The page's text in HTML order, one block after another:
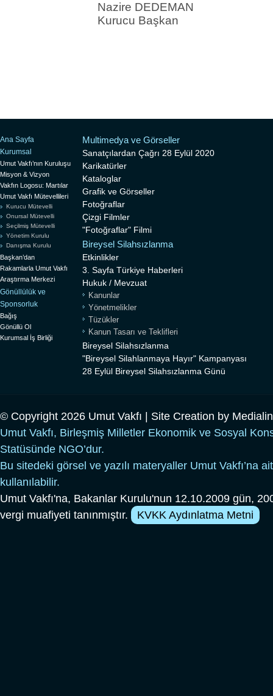
Nazire DEDEMAN
Kurucu Başkan
Ana Sayfa
Kurumsal
Umut Vakfı’nın Kuruluşu
Misyon & Vizyon
Vakfın Logosu: Martılar
Umut Vakfı Mütevellileri
Kurucu Mütevelli
Onursal Mütevelli
Seçilmiş Mütevelli
Yönetim Kurulu
Danışma Kurulu
Başkan’dan
Rakamlarla Umut Vakfı
Araştırma Merkezi
Gönüllülük ve
Sponsorluk
Bağış
Gönüllü Ol
Kurumsal İş Birliği
Multimedya ve Görseller
Sanatçılardan Çağrı 28 Eylül 2020
Karikatürler
Kataloglar
Grafik ve Görseller
Fotoğraflar
Çizgi Filmler
"Fotoğraflar" Filmi
Bireysel Silahsızlanma
Etkinlikler
3. Sayfa Türkiye Haberleri
Hukuk / Mevzuat
Kanunlar
Yönetmelikler
Tüzükler
Kanun Tasarı ve Teklifleri
Bireysel Silahsızlanma
"Bireysel Silahlanmaya Hayır" Kampanyası
28 Eylül Bireysel Silahsızlanma Günü
© Copyright 2026 Umut Vakfı | Site Creation by
Umut Vakfı, Birleşmiş Milletler Ekonomik ve Sosyal
Statüsünde NGO’dur.
Bu sitedeki görsel ve yazılı materyaller Umut Vakfı’na
kullanılabilir.
Umut Vakfı'na, Bakanlar Kurulu'nun 12.10.2009 gün,
vergi muafiyeti tanınmıştır.
KVKK Aydınlatma Metni